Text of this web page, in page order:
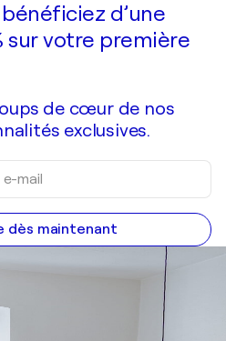
d’une
sur votre première
de cœur de nos
exclusives.
dès maintenant